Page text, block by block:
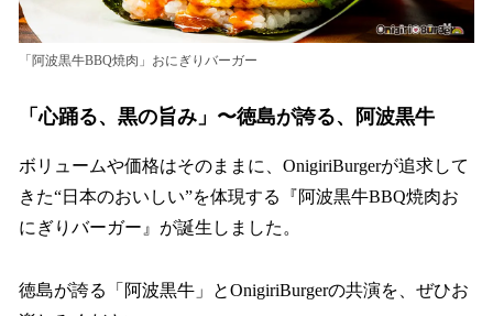
「阿波黒牛BBQ焼肉」おにぎりバーガー
「心踊る、黒の旨み」〜徳島が誇る、阿波黒牛
ボリュームや価格はそのままに、OnigiriBurgerが追求して
きた“日本のおいしい”を体現する『阿波黒牛BBQ焼肉お
にぎりバーガー』が誕生しました。
徳島が誇る「阿波黒牛」とOnigiriBurgerの共演を、ぜひお